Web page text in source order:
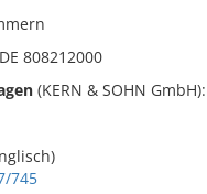
DE 808212000
(KERN & SOHN GmbH):
745